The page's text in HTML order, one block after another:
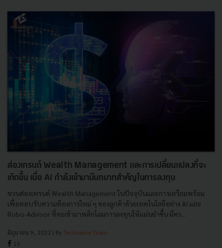
ส่องเทรนด์ Wealth Management และการเปลี่ยนแปลงที่จะ
เกิดขึ้น เมื่อ AI กำลังเข้ามามีบทบาทสำคัญในการลงทุน
ชวนส่องเทรนด์ Wealth Management ในปัจจุบันและการเตรียมพร้อม
เพื่อตอบรับความต้องการใหม่ ๆ ของลูกค้าด้วยเทคโนโลยีอย่าง AI และ
Robo-Advisor ที่จะเข้ามาพลิกโฉมการลงทุนให้แม่นยำขึ้น มีคว...
มิถุนายน 9, 2022 | By Techsauce Team
15